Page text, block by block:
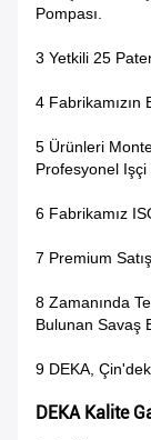
Pompası.
3 Yetkili 25
4
5 Ürünleri
Profesyonel Işçi
6 Fabrikamız
7 Premium
8 Zamanında
Bulunan Savaş
9 DEKA,
DEKA Kalite